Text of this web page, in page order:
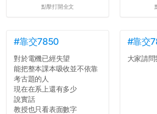
點擊打開全文
#靠交7850
對於電機已經失望
能把整本課本吸收並不依靠
考古題的人
現在在系上還有多少
說實話
教授也只看表面數字
#靠交
大家請